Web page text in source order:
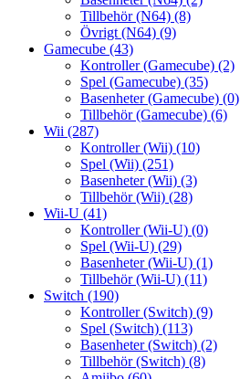
Tillbehör (N64) (8)
Övrigt (N64) (9)
Gamecube (43)
Kontroller (Gamecube) (2)
Spel (Gamecube) (35)
Basenheter (Gamecube) (0)
Tillbehör (Gamecube) (6)
Wii (287)
Kontroller (Wii) (10)
Spel (Wii) (251)
Basenheter (Wii) (3)
Tillbehör (Wii) (28)
Wii-U (41)
Kontroller (Wii-U) (0)
Spel (Wii-U) (29)
Basenheter (Wii-U) (1)
Tillbehör (Wii-U) (11)
Switch (190)
Kontroller (Switch) (9)
Spel (Switch) (113)
Basenheter (Switch) (2)
Tillbehör (Switch) (8)